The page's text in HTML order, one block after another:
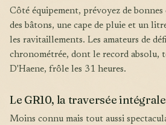
Côté équipement, prévoyez de bonnes chaussures à tige haute,
des bâtons, une cape de pluie et un
les ravitaillements. Les amateurs de
chronométrée, dont le record absolu,
D'Haene, frôle les 31 heures.
Le GR10, la traversée
Moins connu mais tout aussi spectaculaire, le GR10 court sur